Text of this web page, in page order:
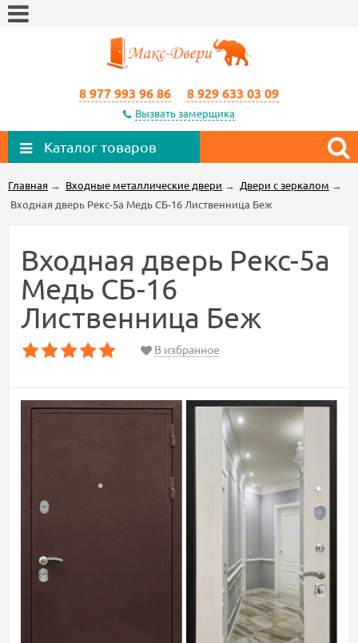
8 977 993 96 86 8 929 633 03 09
Вызвать замерщика
Каталог товаров
Главная → Входные металлические двери → Двери с зеркалом →
Входная дверь Рекс-5а Медь СБ-16 Лиственница Беж
Входная дверь Рекс-5а
Медь СБ-16
Лиственница Беж
В избранное